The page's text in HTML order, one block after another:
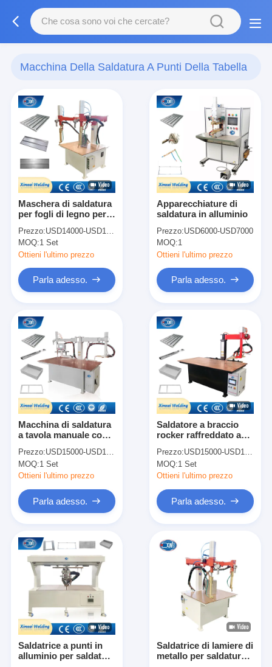
Macchina Della Saldatura A Punti Della Tabella
(38)
Maschera di saldatura
per fogli di legno per
industriale
Prezzo:USD14000-USD18000
MOQ:1 Set
Ottieni l'ultimo prezzo
Parla adesso.
Apparecchiature di
saldatura in alluminio
Prezzo:USD6000-USD7000
MOQ:1
Ottieni l'ultimo prezzo
Parla adesso.
Macchina di saldatura
a tavola manuale con
servizio e formazione
Prezzo:USD15000-USD18000
MOQ:1 Set
Ottieni l'ultimo prezzo
Parla adesso.
Saldatore a braccio
rocker raffreddato ad
installazione sul
campo e supporto
online
Prezzo:USD15000-USD18000
MOQ:1 Set
Ottieni l'ultimo prezzo
Parla adesso.
Saldatrice a punti in
alluminio per saldatura
Saldatrice di lamiere di
metallo per saldatura a